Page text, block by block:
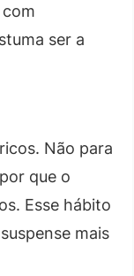
ser a
Não para
que o
Esse hábito
mais